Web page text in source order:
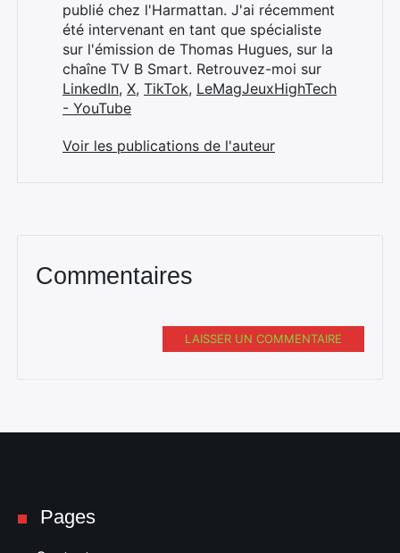
publié chez l'Harmattan. J'ai récemment
été intervenant en tant que spécialiste
sur l'émission de Thomas Hugues, sur la
chaîne TV B Smart. Retrouvez-moi sur
LinkedIn, X, TikTok, LeMagJeuxHighTech
- YouTube
Voir les publications de l'auteur
Commentaires
LAISSER UN COMMENTAIRE
Pages
Rechercher
: